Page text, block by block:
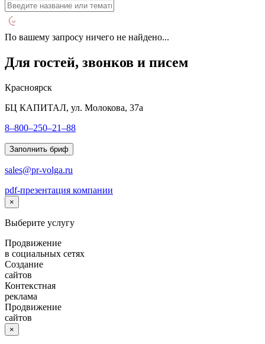
По вашему запросу ничего не найдено...
Для гостей, звонков и писем
Красноярск
БЦ КАПИТАЛ, ул. Молокова, 37а
8–800–250–21–88
Заполнить бриф
sales@pr-volga.ru
pdf-презентация компании
×
Выберите услугу
Продвижение
в социальных сетях
Создание
сайтов
Контекстная
реклама
Продвижение
сайтов
×